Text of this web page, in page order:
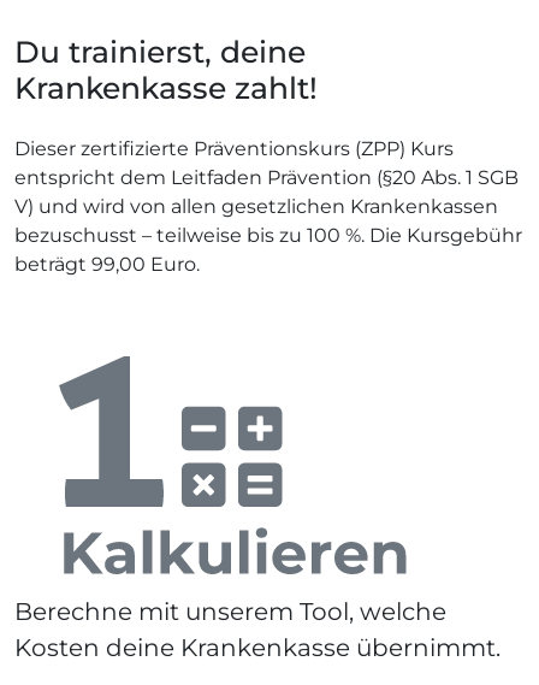
Du trainierst, deine
Krankenkasse zahlt!
Dieser zertifizierte Präventionskurs (ZPP) Kurs
entspricht dem Leitfaden Prävention (§20 Abs. 1 SGB
V) und wird von allen gesetzlichen Krankenkassen
bezuschusst – teilweise bis zu 100 %. Die Kursgebühr
beträgt 99,00 Euro.
Berechne mit unserem Tool, welche
Kosten deine Krankenkasse übernimmt.